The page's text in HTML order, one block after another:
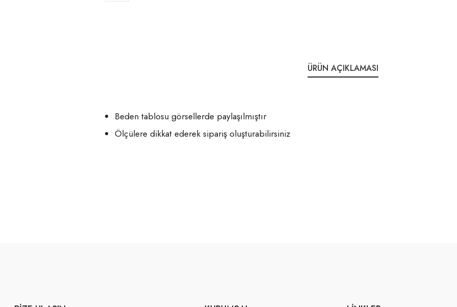
ÜRÜN AÇIKLAMASI
Beden tablosu görsellerde paylaşılmıştır
Ölçülere dikkat ederek sipariş oluşturabilirsiniz